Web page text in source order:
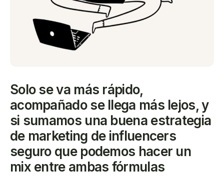
Solo se va más rápido,
acompañado se llega más lejos, y
si sumamos una buena estrategia
de marketing de influencers
seguro que podemos hacer un
mix entre ambas fórmulas